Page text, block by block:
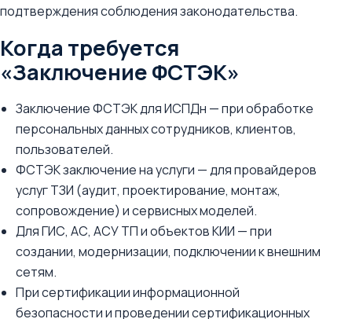
подтверждения соблюдения законодательства.
Когда требуется
«Заключение ФСТЭК»
Заключение ФСТЭК для ИСПДн — при обработке
персональных данных сотрудников, клиентов,
пользователей.
ФСТЭК заключение на услуги — для провайдеров
услуг ТЗИ (аудит, проектирование, монтаж,
сопровождение) и сервисных моделей.
Для ГИС, АС, АСУ ТП и объектов КИИ — при
создании, модернизации, подключении к внешним
сетям.
При сертификации информационной
безопасности и проведении сертификационных